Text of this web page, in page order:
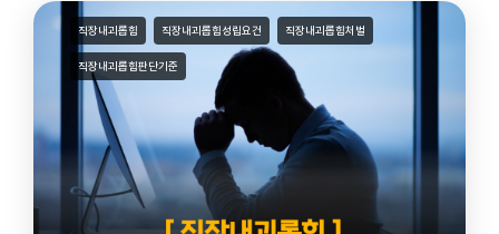
직장내괴롭힘 직장내괴롭힘성립요건 직장내괴롭힘처벌
직장내괴롭힘판단기준